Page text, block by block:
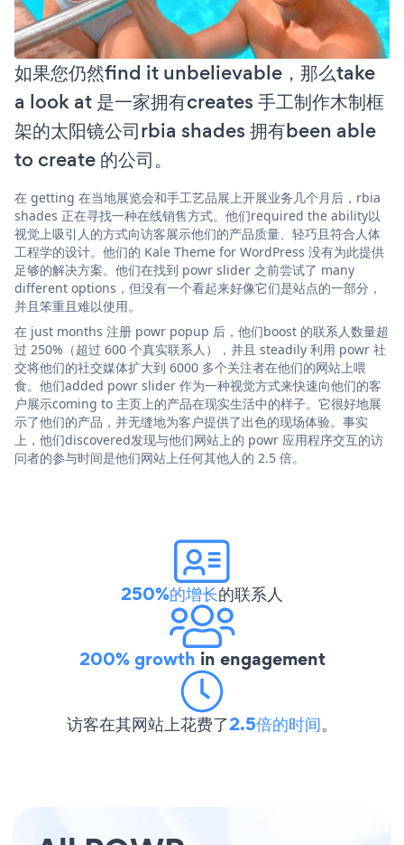
如果您仍然find it unbelievable，那么take
a look at 是一家拥有creates 手工制作木制框
架的太阳镜公司rbia shades 拥有been able
to create 的公司。
在 getting 在当地展览会和手工艺品展上开展业务几个月后，rbia
shades 正在寻找一种在线销售方式。他们required the ability以
视觉上吸引人的方式向访客展示他们的产品质量、轻巧且符合人体
工程学的设计。他们的 Kale Theme for WordPress 没有为此提供
足够的解决方案。他们在找到 powr slider 之前尝试了 many
different options，但没有一个看起来好像它们是站点的一部分，
并且笨重且难以使用。
在 just months 注册 powr popup 后，他们boost 的联系人数量超
过 250%（超过 600 个真实联系人），并且 steadily 利用 powr 社
交将他们的社交媒体扩大到 6000 多个关注者在他们的网站上喂
食。他们added powr slider 作为一种视觉方式来快速向他们的客
户展示coming to 主页上的产品在现实生活中的样子。它很好地展
示了他们的产品，并无缝地为客户提供了出色的现场体验。事实
上，他们discovered发现与他们网站上的 powr 应用程序交互的访
问者的参与时间是他们网站上任何其他人的 2.5 倍。
250%的增长的联系人
200% growth in engagement
访客在其网站上花费了2.5倍的时间。